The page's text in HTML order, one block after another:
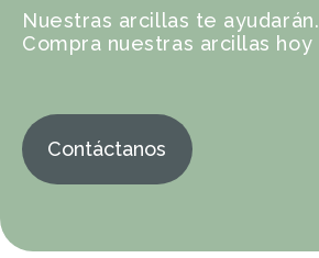
Nuestras arcillas te ayudarán.
Compra nuestras arcillas hoy
Contáctanos